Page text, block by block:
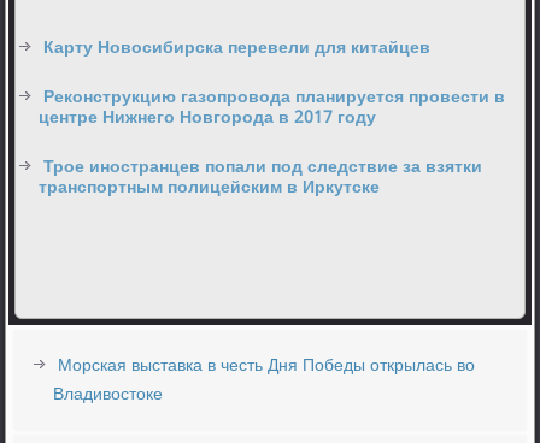
Карту Новосибирска перевели для китайцев
Реконструкцию газопровода планируется провести в
центре Нижнего Новгорода в 2017 году
Трое иностранцев попали под следствие за взятки
транспортным полицейским в Иркутске
Морская выставка в честь Дня Победы открылась во
Владивостоке